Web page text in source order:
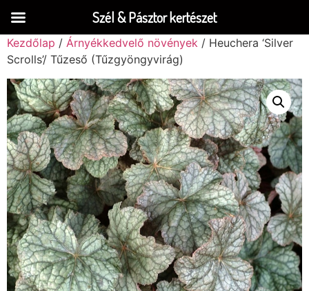
Kezdőlap / Árnyékkedvelő növények / Heuchera ‘Silver
Scrolls’/ Tűzeső (Tűzgyöngyvirág)
Szél & Pásztor kertészet